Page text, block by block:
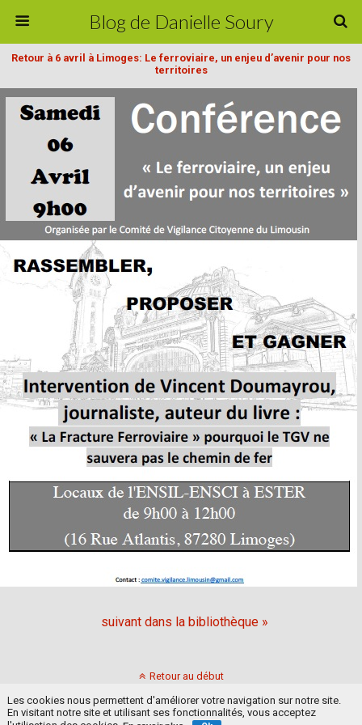
Blog de Danielle Soury
Retour à 6 avril à Limoges: Le ferroviaire, un enjeu d’avenir pour nos
territoires
suivant dans la bibliothèque »
Retour au début
Mobile Bureau
Les cookies nous permettent d'améliorer votre navigation sur notre site.
En visitant notre site et utilisant ses fonctionnalités, vous acceptez